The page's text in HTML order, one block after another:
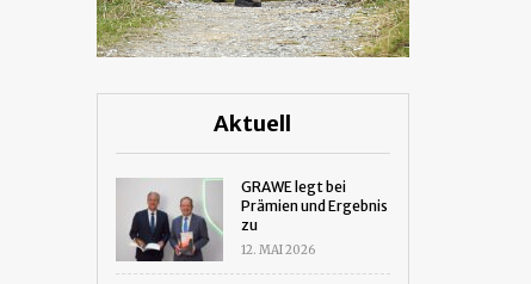
Aktuell
GRAWE legt bei
Prämien und Ergebnis
zu
12. MAI 2026